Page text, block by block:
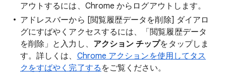
アウトするには、Chrome からログアウトします。
アドレスバーから [閲覧履歴データを削除] ダイアロ
グにすばやくアクセスするには、「閲覧履歴データ
を削除」と入力し、 アクション チップをタップしま
す。詳しくは、 Chrome アクションを使用してタス
クをすばやく完了する をご覧ください。